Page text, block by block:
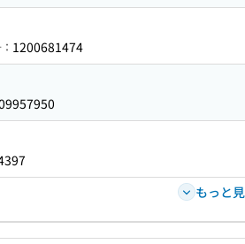
1200681474
もっと